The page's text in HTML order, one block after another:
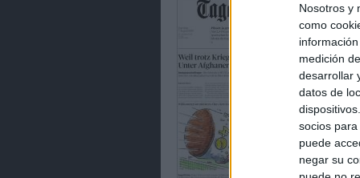
Nosotros y
como
medición
desarrollar
datos de
socios
puede
negar su